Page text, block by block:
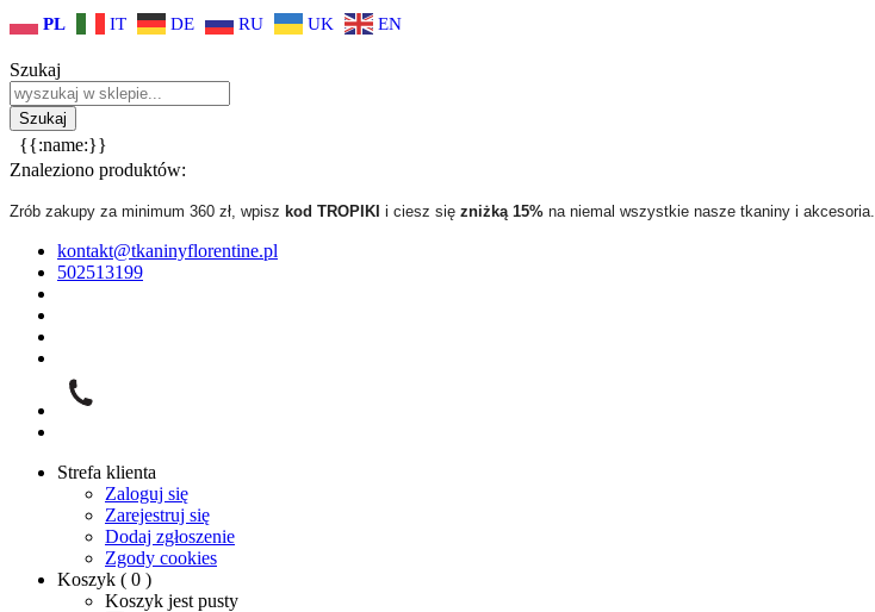
PL IT DE RU UK EN
Szukaj
{{:name:}}
Znaleziono produktów:
Zrób zakupy za minimum 360 zł, wpisz kod TROPIKI i ciesz się zniżką 15% na niemal wszystkie nasze tkaniny i akcesoria.
kontakt@tkaninyflorentine.pl
502513199
Strefa klienta
Zaloguj się
Zarejestruj się
Dodaj zgłoszenie
Zgody cookies
Koszyk ( 0 )
Koszyk jest pusty